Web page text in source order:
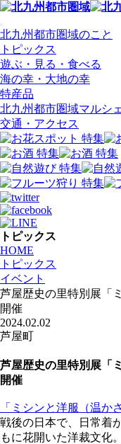
北九州都市圏域のこと
トピックス
遊ぶ・見る・食べる
海の幸・大地の幸
特産品
北九州都市圏域マルシェ
交通・アクセス
トピックス
HOME
トピックス
イベント
芦屋歴史の里特別展「
開催
2024.02.02
芦屋町
芦屋歴史の里特別展「
開催
「ミシンと洋服（温か
戦後の日本で、日常着
もに花開いた洋裁文化。